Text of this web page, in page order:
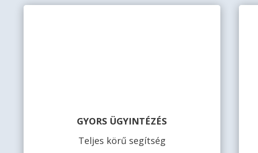
GYORS ÜGYINTÉZÉS
Teljes körű segítség